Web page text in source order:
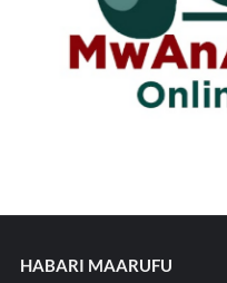
HABARI MAARUFU